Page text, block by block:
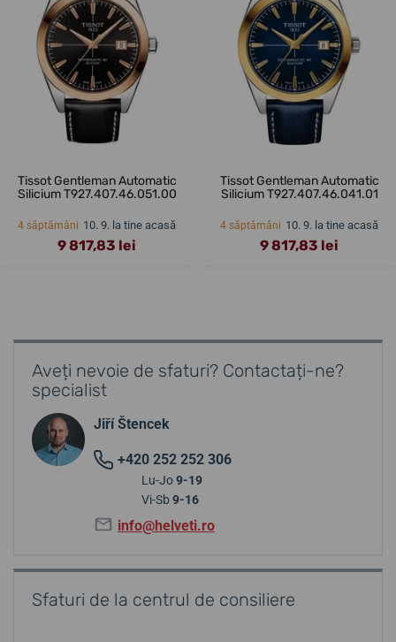
Tissot Gentleman Automatic
Silicium T927.407.46.051.00
4 săptămâni 10. 9. la tine acasă
9 817,83 lei
Tissot Gentleman Automatic
Silicium T927.407.46.041.01
4 săptămâni 10. 9. la tine acasă
9 817,83 lei
Aveți nevoie de sfaturi? Contactați-ne?
specialist
Jiří Štencek
+420 252 252 306
Lu-Jo9-19
Vi-Sb 9-16
info@helveti.ro
Sfaturi de la centrul de consiliere